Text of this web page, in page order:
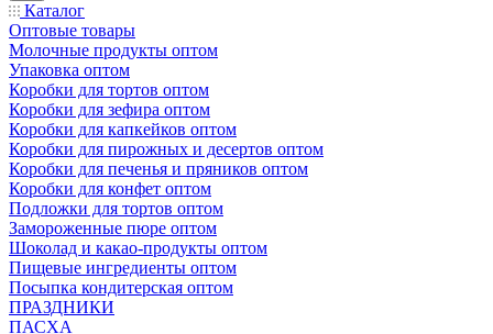
Каталог
Оптовые товары
Молочные продукты оптом
Упаковка оптом
Коробки для тортов оптом
Коробки для зефира оптом
Коробки для капкейков оптом
Коробки для пирожных и десертов оптом
Коробки для печенья и пряников оптом
Коробки для конфет оптом
Подложки для тортов оптом
Замороженные пюре оптом
Шоколад и какао-продукты оптом
Пищевые ингредиенты оптом
Посыпка кондитерская оптом
ПРАЗДНИКИ
ПАСХА